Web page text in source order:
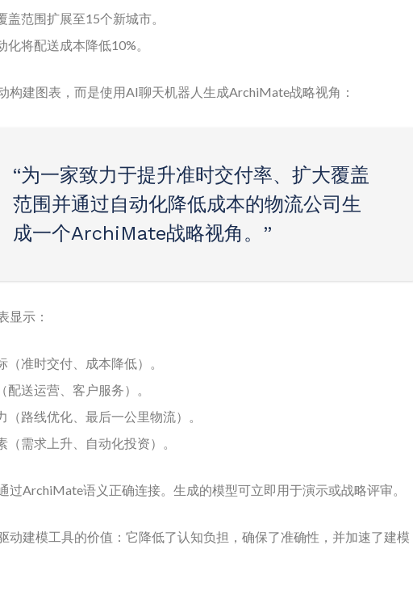
盖范围扩展至15个新城市。
化将配送成本降低10%。
构建图表，而是使用AI聊天机器人生成ArchiMate战略视角：
“为一家致力于提升准时交付率、扩大覆盖
范围并通过自动化降低成本的物流公司生
成一个ArchiMate战略视角。”
显示：
（准时交付、成本降低）。
配送运营、客户服务）。
（路线优化、最后一公里物流）。
（需求上升、自动化投资）。
过ArchiMate语义正确连接。生成的模型可立即用于演示或战略评审。
动建模工具的价值：它降低了认知负担，确保了准确性，并加速了建模